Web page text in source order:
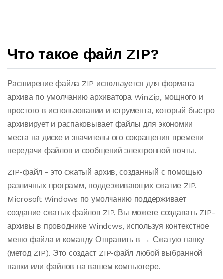
Что такое файл ZIP?
Расширение файла ZIP используется для формата
архива по умолчанию архиватора WinZip, мощного и
простого в использовании инструмента, который быстро
архивирует и распаковывает файлы для экономии
места на диске и значительного сокращения времени
передачи файлов и сообщений электронной почты.
ZIP-файл - это сжатый архив, созданный с помощью
различных программ, поддерживающих сжатие ZIP.
Microsoft Windows по умолчанию поддерживает
создание сжатых файлов ZIP. Вы можете создавать ZIP-
архивы в проводнике Windows, используя контекстное
меню файла и команду Отправить в → Сжатую папку
(метод ZIP). Это создаст ZIP-файл любой выбранной
папки или файлов на вашем компьютере.